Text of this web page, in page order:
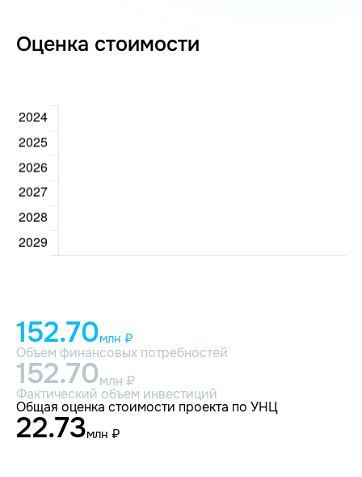
Оценка стоимости
152.70млн ₽
Объем финансовых потребностей
152.70млн ₽
Фактический объем инвестиций
Общая оценка стоимости проекта по УНЦ
22.73млн ₽